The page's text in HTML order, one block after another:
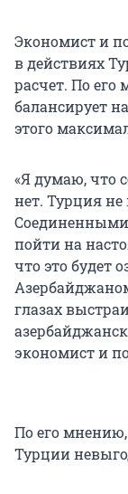
Экономист и
в действиях
расчет. По его
балансирует
этого
«Я думаю, что
нет. Турция
пойти на
что это будет
глазах
экономист и
По его
Турции